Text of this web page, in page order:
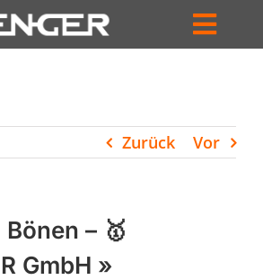
Zurück Vor
– 🥇
GmbH »